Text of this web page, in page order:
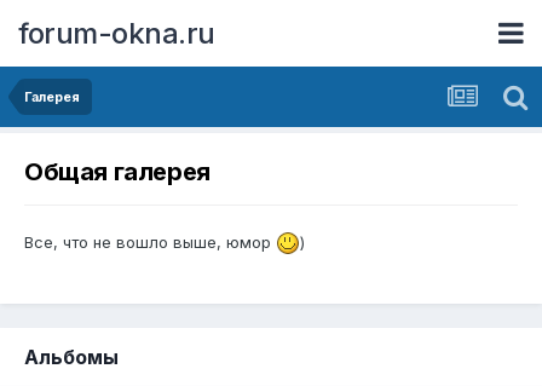
forum-okna.ru
Галерея
Общая галерея
Все, что не вошло выше, юмор )
Альбомы